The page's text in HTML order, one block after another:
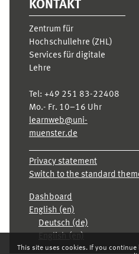
This site uses cookies. If you
KONTAKT
Zentrum für
Hochschullehre (ZHL)
Services für digitale
Lehre
Tel: +49 251 83-22408
Mo.- Fr. 10–16 Uhr
learnweb@uni-
muenster.de
Privacy statement
Switch to the standard
Dashboard
English ‎(en)‎
Deutsch ‎(de)‎